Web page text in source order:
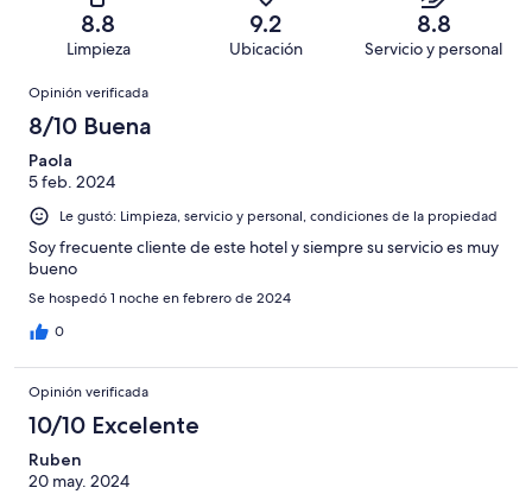
opiniones
opiniones
de
1004
opiniones
Basada
42
de
opiniones
Terrible.
Basada
48
de
1004
opiniones
8.8
Limpieza
9.2
Ubicación
8.8
Servicio y personal
Opiniones
Opinión verificada
8/10 Buena
Paola
5 feb. 2024
Le gustó: Limpieza, servicio y personal, condiciones de la propiedad
Soy frecuente cliente de este hotel y siempre su servicio es muy
bueno
Se hospedó 1 noche en febrero de 2024
0
Opinión verificada
10/10 Excelente
Ruben
20 may. 2024